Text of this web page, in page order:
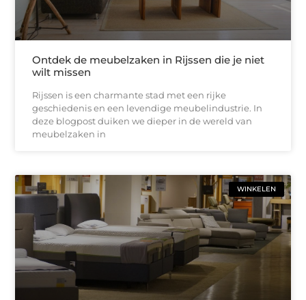
Ontdek de meubelzaken in Rijssen die je niet
wilt missen
Rijssen is een charmante stad met een rijke
geschiedenis en een levendige meubelindustrie. In
deze blogpost duiken we dieper in de wereld van
meubelzaken in
WINKELEN